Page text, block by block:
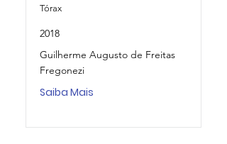
Tórax
2018
Guilherme Augusto de Freitas
Fregonezi
Saiba Mais